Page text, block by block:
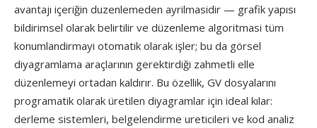
avantajı içeriğin duzenlemeden ayrilmasidir — grafik yapısı
bildirimsel olarak belirtilir ve düzenleme algoritmasi tüm
konumlandirmayi otomatik olarak işler; bu da görsel
diyagramlama araçlarının gerektirdiği zahmetli elle
düzenlemeyi ortadan kaldırır. Bu özellik, GV dosyalarını
programatik olarak üretilen diyagramlar için ideal kılar:
derleme sistemleri, belgelendirme ureticileri ve kod analiz